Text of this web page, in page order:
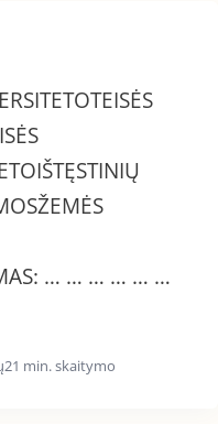
… … … … … …
21 min. skaitymo